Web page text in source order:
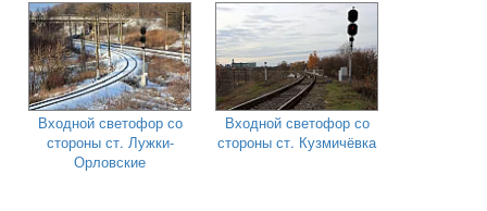
Входной светофор со
стороны ст. Лужки-
Орловские
Входной светофор со
стороны ст. Кузмичёвка